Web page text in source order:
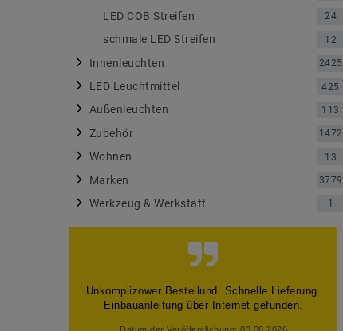
LED COB Streifen 24
schmale LED Streifen 12
Innenleuchten 2425
LED Leuchtmittel 425
Außenleuchten 113
Zubehör 1472
Wohnen 13
Marken 3779
Werkzeug & Werkstatt 1
Alles so wie es soll, gerne wieder
Datum der Kauferfahrung: 26.07.2026